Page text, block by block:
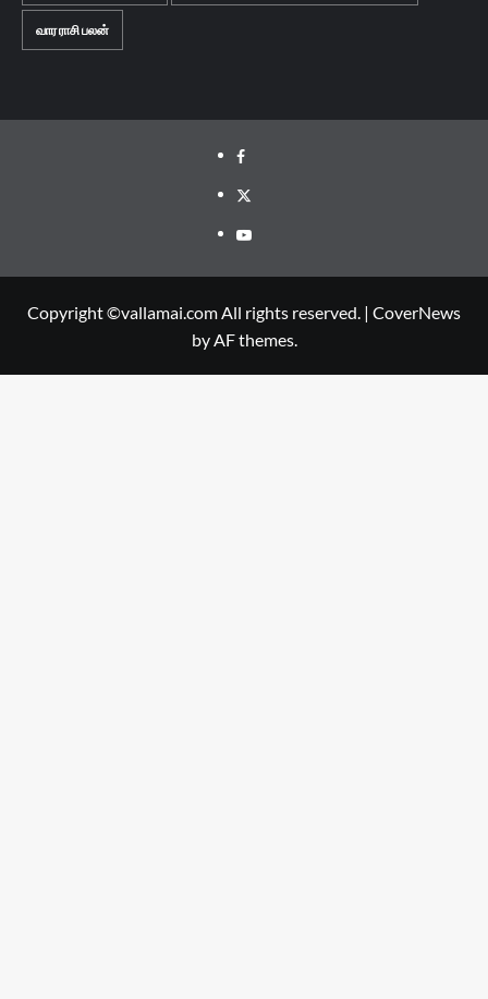
வார ராசி பலன்
Facebook
Twitter
Youtube
Copyright ©vallamai.com All rights reserved. | CoverNews
by AF themes.